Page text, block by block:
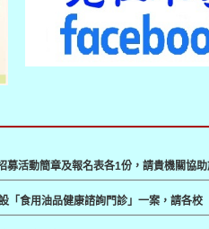
活動簡章及報名表各1份，請貴機關協
「食用油品健康諮詢門診」一案，請各校